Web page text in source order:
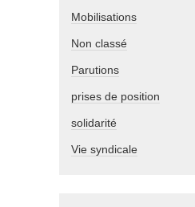
Mobilisations
Non classé
Parutions
prises de position
solidarité
Vie syndicale